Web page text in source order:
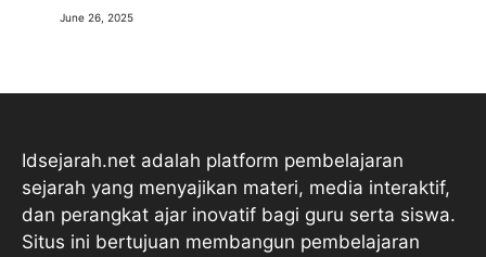
June 26, 2025
Idsejarah.net adalah platform pembelajaran
sejarah yang menyajikan materi, media interaktif,
dan perangkat ajar inovatif bagi guru serta siswa.
Situs ini bertujuan membangun pembelajaran